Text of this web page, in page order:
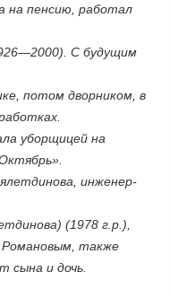
на пенсию, работал
С будущим
потом дворником, в
уборщицей на
инженер-
(1978 г.р.),
также
сына и дочь.